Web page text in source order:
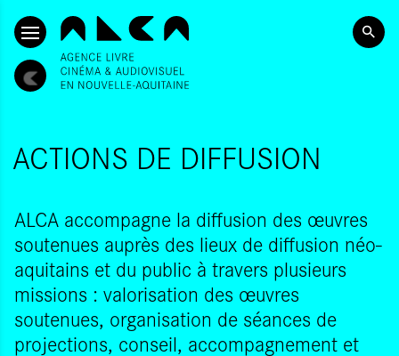
SKIP TO CONTENT
ACTIONS DE DIFFUSION
ALCA accompagne la diffusion des œuvres
soutenues auprès des lieux de diffusion néo-
aquitains et du public à travers plusieurs
missions : valorisation des œuvres
soutenues, organisation de séances de
projections, conseil, accompagnement et